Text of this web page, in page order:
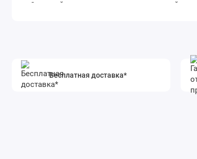
Основной материал корпуса: алюминиевый сплав
Бесплатная доставка*